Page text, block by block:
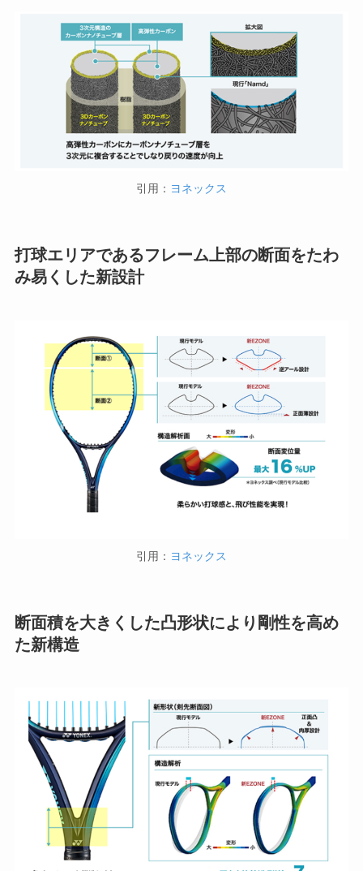
引用： ヨネックス
打球エリアであるフレーム上部の断面をたわ
み易くした新設計
引用： ヨネックス
断面積を大きくした凸形状により剛性を高め
た新構造